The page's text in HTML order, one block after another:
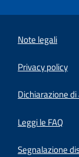
Note legali
Privacy policy
Dichiarazione
Leggi le FAQ
Segnalazione